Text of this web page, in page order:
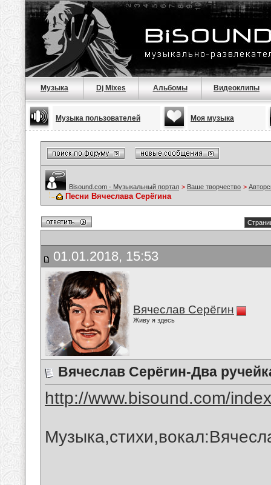
Музыка Dj Mixes Альбомы Видеоклипы
Музыка пользователей Моя музыка
Bisound.com - Музыкальный портал > Ваше творчество >
Песни Вячеслава Серёгина
01.01.2018, 15:53
Вячеслав Серёгин
Живу я здесь
Вячеслав Серёгин-Два
http://www.bisound.com/